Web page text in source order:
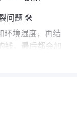
问题 🛠️
环境湿度，再结
钱，最后都会加